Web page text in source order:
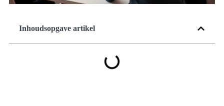
Inhoudsopgave artikel